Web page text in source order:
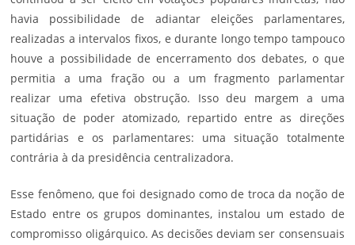
havia possibilidade de adiantar eleições parlamentares,
realizadas a intervalos fixos, e durante longo tempo tampouco
houve a possibilidade de encerramento dos debates, o que
permitia a uma fração ou a um fragmento parlamentar
realizar uma efetiva obstrução. Isso deu margem a uma
situação de poder atomizado, repartido entre as direções
partidárias e os parlamentares: uma situação totalmente
contrária à da presidência centralizadora.
Esse fenômeno, que foi designado como de troca da noção de
Estado entre os grupos dominantes, instalou um estado de
compromisso oligárquico. As decisões deviam ser consensuais